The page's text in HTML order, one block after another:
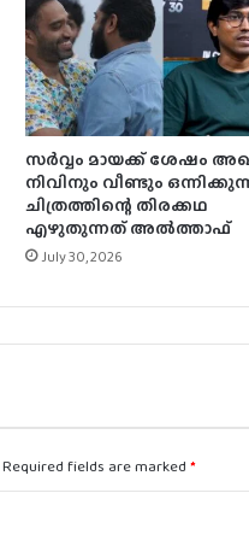
സര്‍വ്വം മായക്ക് ശേഷം
നിവിനും വീണ്ടും
ചിത്രത്തിന്റെ തിരക്കഥ
എഴുതുന്നത് അല്‍ത്താഫ്
July 30, 2026
Required fields are marked *